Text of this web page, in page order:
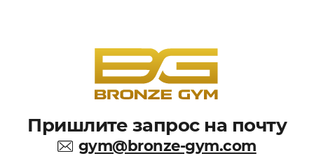
Пришлите запрос на почту
gym@bronze-gym.com